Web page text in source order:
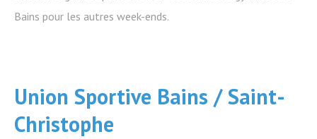
Bains pour les autres week-ends.
Union Sportive Bains / Saint-
Christophe